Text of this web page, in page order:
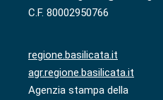
C.F. 80002950766
regione.basilicata.it
agr.regione.basilicata.it
Agenzia stampa della